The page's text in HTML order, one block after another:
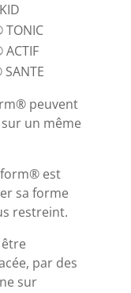
peuvent
un même
est
sa forme
restreint.
par des
sur